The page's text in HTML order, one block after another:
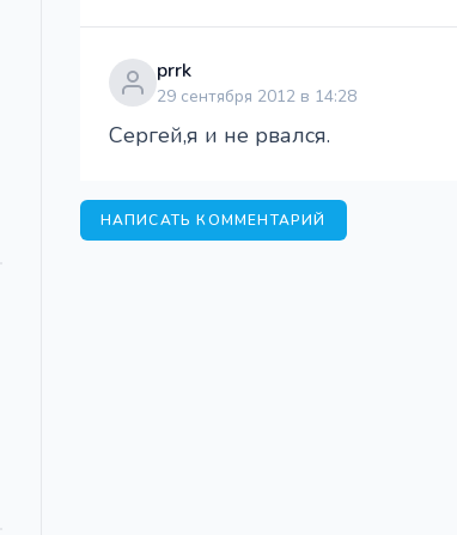
prrk
29 сентября 2012 в 14:28
Сергей,я и не рвался.
НАПИСАТЬ КОММЕНТАРИЙ